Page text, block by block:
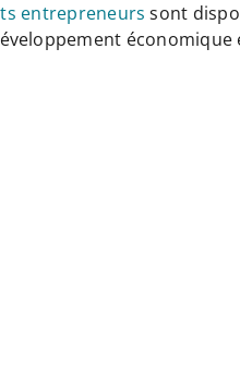
entrepreneurs sont
économique